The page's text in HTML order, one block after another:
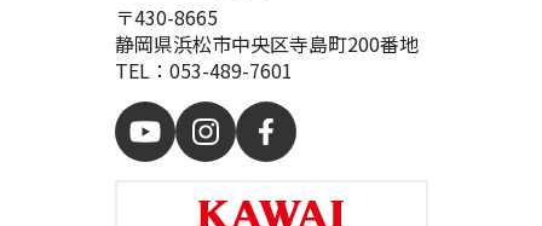
〒430-8665
静岡県浜松市中央区寺島町200番地
TEL：053-489-7601